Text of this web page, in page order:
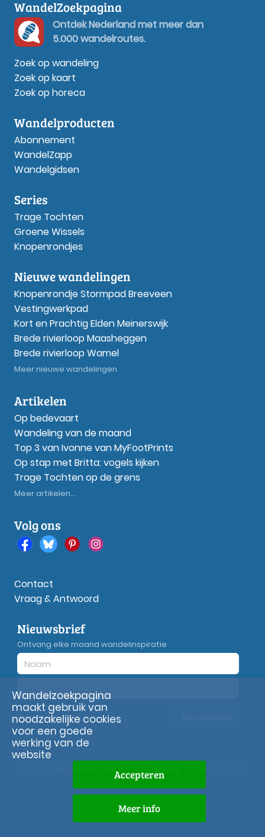
WandelZoekpagina
Ontdek Nederland met meer dan
5.000 wandelroutes.
Zoek op wandeling
Zoek op kaart
Zoek op horeca
Wandelproducten
Abonnement
WandelZapp
Wandelgidsen
Series
Trage Tochten
Groene Wissels
Knopenrondjes
Nieuwe wandelingen
Knopenrondje Stormpad Breeveen
Vestingwerkpad
Kort en Prachtig Elden Meinerswijk
Brede rivierloop Maasheggen
Brede rivierloop Wamel
Meer nieuwe wandelingen
Artikelen
Op bedevaart
Wandeling van de maand
Top 3 van Ivonne van MyFootPrints
Op stap met Britta: vogels kijken
Trage Tochten op de grens
Meer artikelen...
Volg ons
Contact
Vraag & Antwoord
Nieuwsbrief
Ontvang elke maand wandelinspiratie
Privacyverklaring
© Wandelzoekpagina.nl
Wandelzoekpagina
maakt gebruik van
noodzakelijke cookies
voor een goede
werking van de
website
Accepteren
Meer info